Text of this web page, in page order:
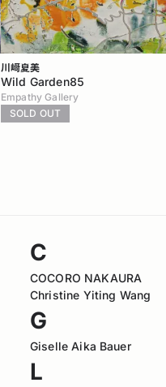
川﨑夏美
Wild Garden85
Empathy Gallery
SOLD OUT
C
COCORO NAKAURA
Christine Yiting Wang
G
Giselle Aika Bauer
L